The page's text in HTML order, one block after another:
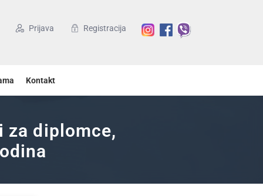
Prijava Registracija
Kontakt
za diplomce,